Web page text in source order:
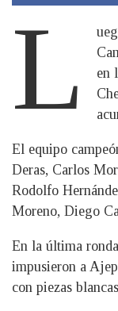
L
en
El equipo
Deras, Carlos
Rodolfo
Moreno, Diego
En la última
impusieron a
con piezas